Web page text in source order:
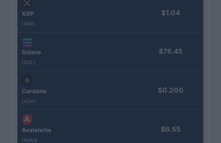
XRP
(XRP)
$1.04
Solana
(SOL)
$76.45
Cardano
(ADA)
$0.200
Avalanche
(AVAX)
$6.55